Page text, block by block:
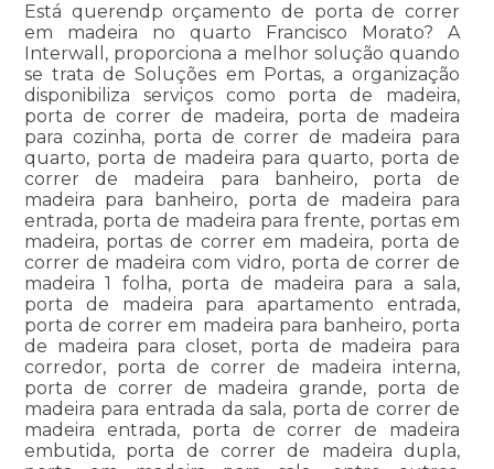
Está querendp orçamento de porta de correr
em madeira no quarto Francisco Morato? A
Interwall, proporciona a melhor solução quando
se trata de Soluções em Portas, a organização
disponibiliza serviços como porta de madeira,
porta de correr de madeira, porta de madeira
para cozinha, porta de correr de madeira para
quarto, porta de madeira para quarto, porta de
correr de madeira para banheiro, porta de
madeira para banheiro, porta de madeira para
entrada, porta de madeira para frente, portas em
madeira, portas de correr em madeira, porta de
correr de madeira com vidro, porta de correr de
madeira 1 folha, porta de madeira para a sala,
porta de madeira para apartamento entrada,
porta de correr em madeira para banheiro, porta
de madeira para closet, porta de madeira para
corredor, porta de correr de madeira interna,
porta de correr de madeira grande, porta de
madeira para entrada da sala, porta de correr de
madeira entrada, porta de correr de madeira
embutida, porta de correr de madeira dupla,